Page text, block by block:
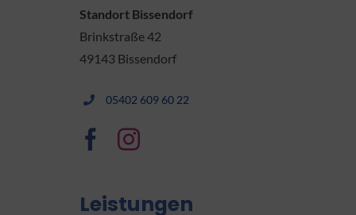
Standort Bissendorf
Brinkstraße 42
49143 Bissendorf
05402 609 60 22
Leistungen